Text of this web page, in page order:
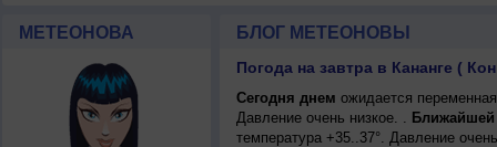
МЕТЕОНОВА БЛОГ МЕТЕОНОВЫ
Погода на завтра в Кананге (
Сегодня днем ожидается
Давление очень низкое. .
температура +35..37°. Давление